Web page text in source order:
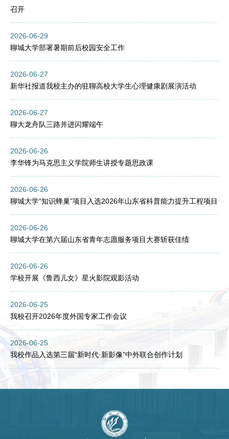
召开
2026-06-29
聊城大学部署暑期前后校园安全工作
2026-06-27
新华社报道我校主办的驻聊高校大学生心理健康剧展演活动
2026-06-27
聊大龙舟队三路并进闪耀端午
2026-06-26
李华锋为马克思主义学院师生讲授专题思政课
2026-06-26
聊城大学“知识蜂巢”项目入选2026年山东省科普能力提升工程项目
2026-06-26
聊城大学在第六届山东省青年志愿服务项目大赛斩获佳绩
2026-06-26
学校开展《鲁西儿女》星火影院观影活动
2026-06-25
我校召开2026年度外国专家工作会议
2026-06-25
我校作品入选第三届“新时代·新影像”中外联合创作计划